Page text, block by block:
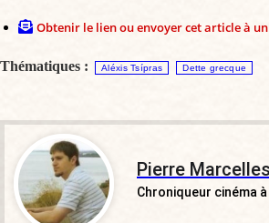
Obtenir le lien ou envoyer cet article à
Thématiques : Aléxis Tsípras Dette grecque
Pierre
Chroniqueur cinéma